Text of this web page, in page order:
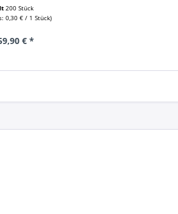
200 Stück
0,30 € / 1 Stück)
€ *